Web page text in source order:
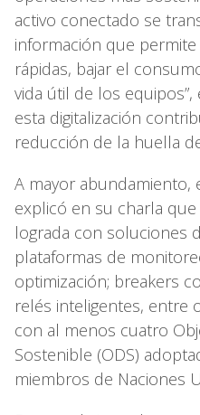
activo conectado se
información que
rápidas, bajar el
vida útil de los
esta digitalización
reducción de la huella
A mayor abundamiento,
explicó en su charla
lograda con soluciones
plataformas de
optimización; breakers
relés inteligentes,
con al menos cuatro
Sostenible (ODS)
miembros de Naciones